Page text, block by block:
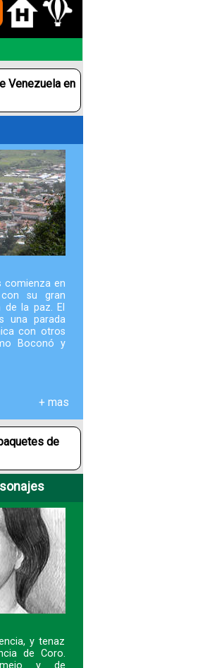
Venezuela en
comienza en
su gran
la paz. El
una parada
con otros
Boconó y
+ mas
de
y tenaz
de Coro.
y de